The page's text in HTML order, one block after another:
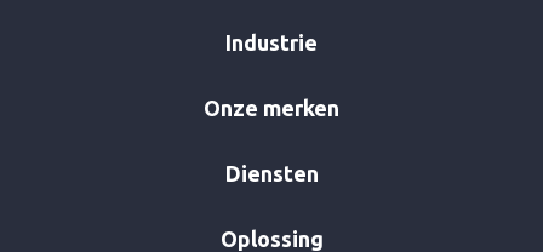
Industrie
Onze merken
Diensten
Oplossing